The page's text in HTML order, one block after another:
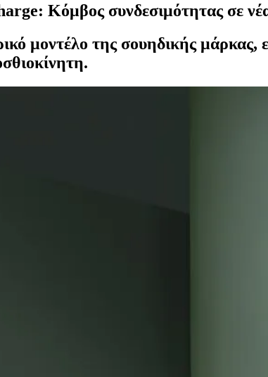
Κόμβος συνδεσιμότητας σε
μοντέλο της σουηδικής μάρκας,